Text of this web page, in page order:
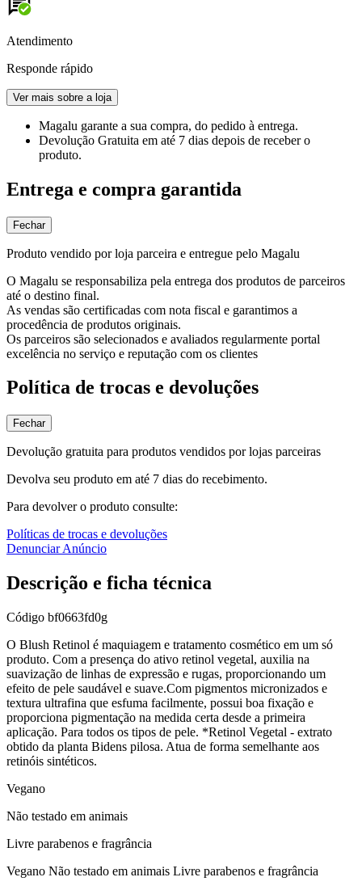
Atendimento
Responde rápido
Ver mais sobre a loja
Magalu garante a sua compra, do pedido à entrega.
Devolução Gratuita em até 7 dias depois de receber o
produto.
Entrega e compra garantida
Fechar
Produto vendido por loja parceira e entregue pelo Magalu
O Magalu se responsabiliza pela entrega dos produtos de parceiros
até o destino final.
As vendas são certificadas com nota fiscal e garantimos a
procedência de produtos originais.
Os parceiros são selecionados e avaliados regularmente portal
excelência no serviço e reputação com os clientes
Política de trocas e devoluções
Fechar
Devolução gratuita para produtos vendidos por lojas parceiras
Devolva seu produto em até 7 dias do recebimento.
Para devolver o produto consulte:
Políticas de trocas e devoluções
Denunciar Anúncio
Descrição e ficha técnica
Código bf0663fd0g
O Blush Retinol é maquiagem e tratamento cosmético em um só
produto. Com a presença do ativo retinol vegetal, auxilia na
suavização de linhas de expressão e rugas, proporcionando um
efeito de pele saudável e suave.Com pigmentos micronizados e
textura ultrafina que esfuma facilmente, possui boa fixação e
proporciona pigmentação na medida certa desde a primeira
aplicação. Para todos os tipos de pele. *Retinol Vegetal - extrato
obtido da planta Bidens pilosa. Atua de forma semelhante aos
retinóis sintéticos.
Vegano
Não testado em animais
Livre parabenos e fragrância
Vegano Não testado em animais Livre parabenos e fragrância